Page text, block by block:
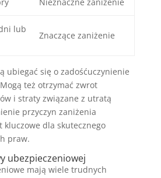
lub
Znaczące zaniżenie
ubiegać się o zadośćuczynienie
też otrzymać zwrot
i straty związane z utratą
przyczyn zaniżenia
kluczowe dla skutecznego
praw.
ubezpieczeniowej
mają wiele trudnych